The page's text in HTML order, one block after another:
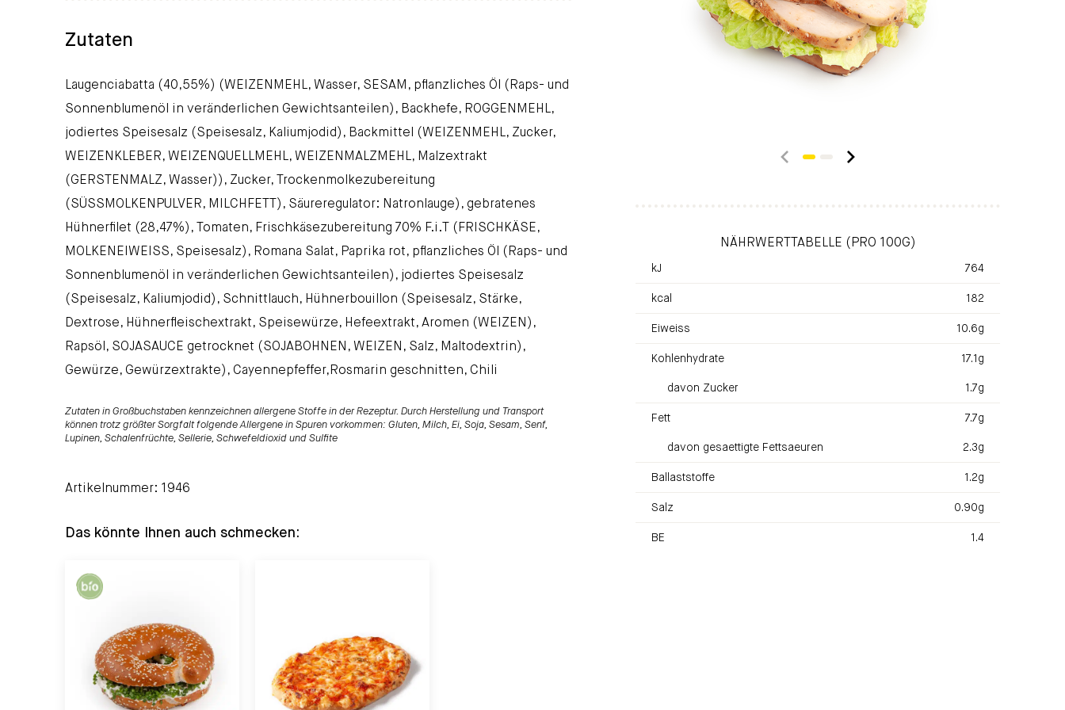
Zutaten
Laugenciabatta (40,55%) (WEIZENMEHL, Wasser, SESAM, pflanzliches Öl (Raps- und
Sonnenblumenöl in veränderlichen Gewichtsanteilen), Backhefe, ROGGENMEHL,
jodiertes Speisesalz (Speisesalz, Kaliumjodid), Backmittel (WEIZENMEHL, Zucker,
WEIZENKLEBER, WEIZENQUELLMEHL, WEIZENMALZMEHL, Malzextrakt
(GERSTENMALZ, Wasser)), Zucker, Trockenmolkezubereitung
(SÜSSMOLKENPULVER, MILCHFETT), Säureregulator: Natronlauge), gebratenes
Hühnerfilet (28,47%), Tomaten, Frischkäsezubereitung 70% F.i.T (FRISCHKÄSE,
MOLKENEIWEISS, Speisesalz), Romana Salat, Paprika rot, pflanzliches Öl (Raps- und
Sonnenblumenöl in veränderlichen Gewichtsanteilen), jodiertes Speisesalz
(Speisesalz, Kaliumjodid), Schnittlauch, Hühnerbouillon (Speisesalz, Stärke,
Dextrose, Hühnerfleischextrakt, Speisewürze, Hefeextrakt, Aromen (WEIZEN),
Rapsöl, SOJASAUCE getrocknet (SOJABOHNEN, WEIZEN, Salz, Maltodextrin),
Gewürze, Gewürzextrakte), Cayennepfeffer,Rosmarin geschnitten, Chili
Zutaten in Großbuchstaben kennzeichnen allergene Stoffe in der Rezeptur. Durch Herstellung und Transport
können trotz größter Sorgfalt folgende Allergene in Spuren vorkommen: Gluten, Milch, Ei, Soja, Sesam, Senf,
Lupinen, Schalenfrüchte, Sellerie, Schwefeldioxid und Sulfite
Artikelnummer: 1946
Das könnte Ihnen auch schmecken:
NÄHRWERTTABELLE (PRO 100G)
kJ 764
kcal 182
Eiweiss 10.6g
Kohlenhydrate 17.1g
davon Zucker 1.7g
Fett 7.7g
davon gesaettigte Fettsaeuren 2.3g
Ballaststoffe 1.2g
Salz 0.90g
BE 1.4